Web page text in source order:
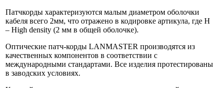
Патчкорды характеризуются малым диаметром оболочки
кабеля всего 2мм, что отражено в кодировке артикула, где H
– High density (2 мм в общей оболочке).
Оптические патч-корды LANMASTER производятся из
качественных компонентов в соответствии с
международными стандартами. Все изделия протестированы
в заводских условиях.